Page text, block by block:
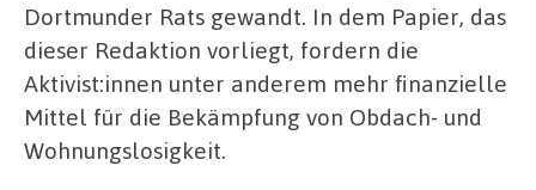
Dortmunder Rats gewandt. In dem Papier, das
dieser Redaktion vorliegt, fordern die
Aktivist:innen unter anderem mehr finanzielle
Mittel für die Bekämpfung von Obdach- und
Wohnungslosigkeit.